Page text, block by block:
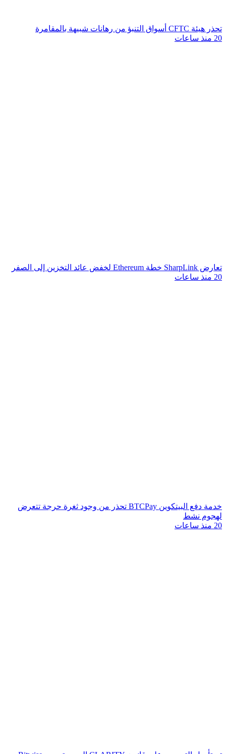
تحذر هيئة CFTC أسواق التنبؤ من رهانات شبيهة بالمقامرة
20 منذ ساعات
تعارض SharpLink خطة Ethereum لخفض عائد التخزين إلى الصفر
20 منذ ساعات
خدمة دفع البيتكوين BTCPay تحذر من وجود ثغرة حرجة تتعرض
لهجوم نشط
20 منذ ساعات